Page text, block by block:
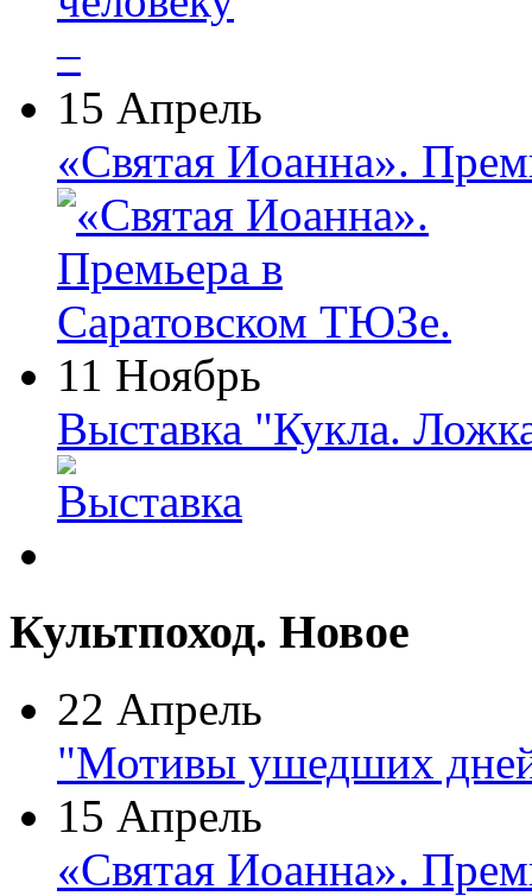
15 Апрель
«Святая Иоанна».
11 Ноябрь
Выставка "Кукла.
Культпоход. Новое
22 Апрель
"Мотивы ушедших
15 Апрель
«Святая Иоанна».